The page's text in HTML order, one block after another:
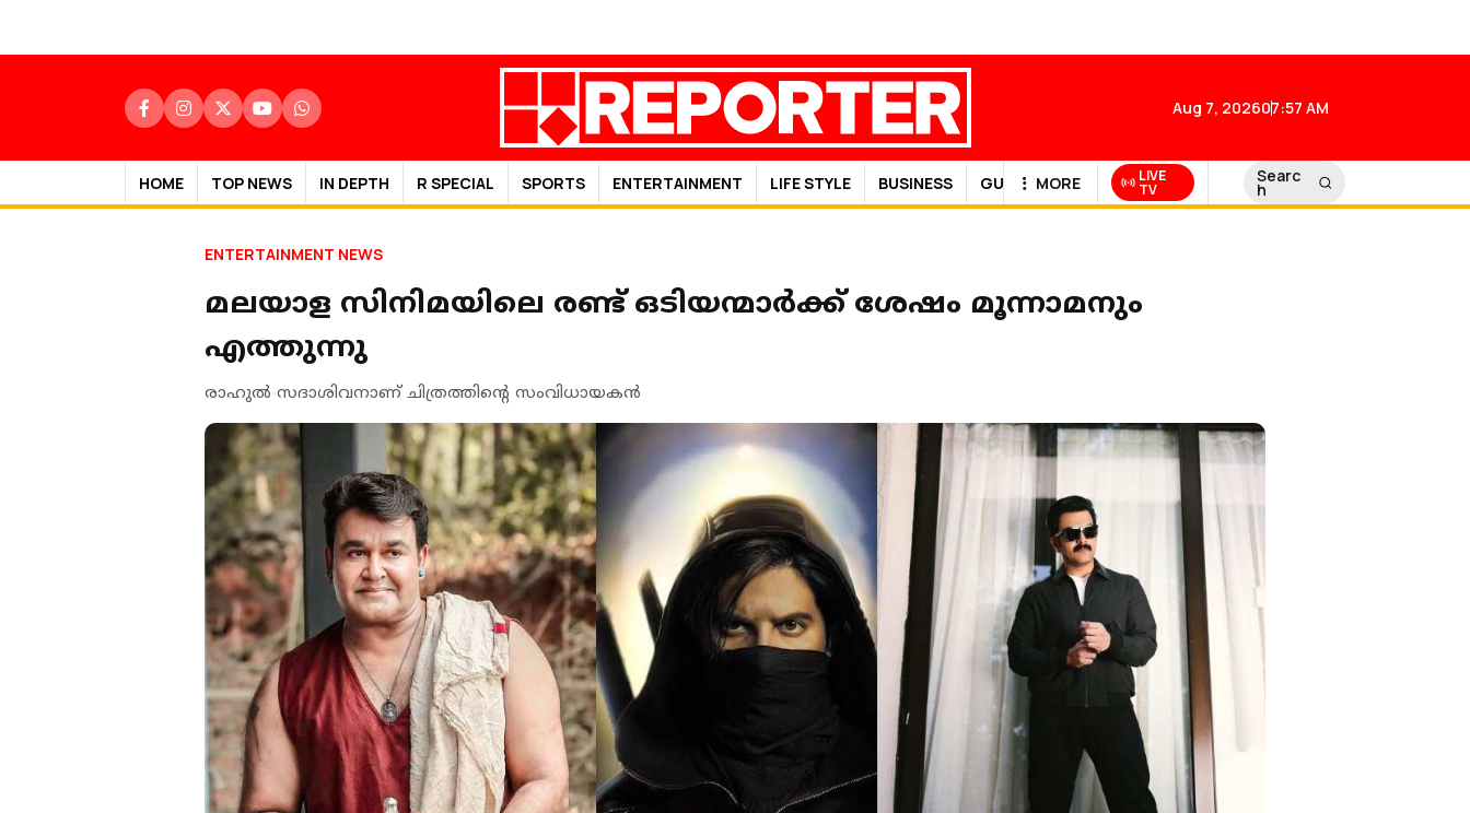
Aug 7, 202607:57 AM
HOME TOP NEWS IN DEPTH R SPECIAL SPORTS ENTERTAINMENT LIFE STYLE BUSINESS GULF NEWS
MORE LIVE
TV
Searc
h
ENTERTAINMENT NEWS
മലയാള സിനിമയിലെ രണ്ട് ഒടിയന്മാര്‍ക്ക് ശേഷം മൂന്നാമനും
എത്തുന്നു
രാഹുല്‍ സദാശിവനാണ് ചിത്രത്തിന്റെ സംവിധായകന്‍